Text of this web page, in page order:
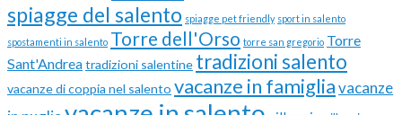
spiagge del salento spiagge pet friendly sport in salento
spostamenti in salento Torre dell'Orso torre san gregorio Torre
Sant'Andreatradizioni salentine tradizioni salento
vacanze di coppia nel salento vacanze in famigliavacanze